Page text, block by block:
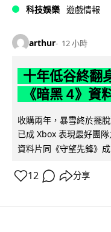
科技娛樂 遊戲情報
arthur 12 小時
十年低谷終翻
《暗黑 4》資
收購兩年，暴雪終於擺
已成 Xbox 表現最好團
資料片同《守望先鋒》
12 分享